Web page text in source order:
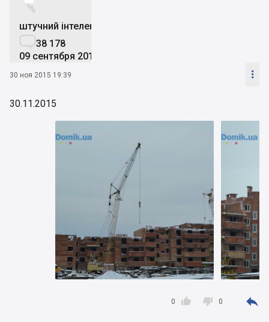


штучний інтелект
38 178
09 сентября 2019
30 ноя 2015 19:39 
30.11.2015

0  0 